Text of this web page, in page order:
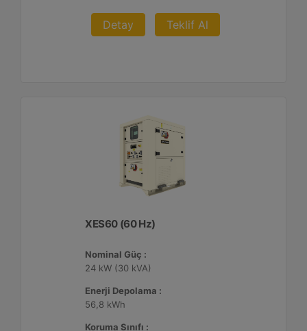
Detay Teklif Al
XES60 (60 Hz)
Nominal Güç :
24 kW (30 kVA)
Enerji Depolama :
56,8 kWh
Koruma Sınıfı :